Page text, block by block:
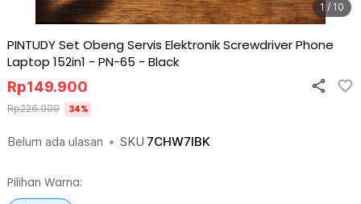
1 / 10
PINTUDY Set Obeng Servis Elektronik Screwdriver Phone
Laptop 152in1 - PN-65 - Black
Belum ada ulasan • SKU 7CHW7IBK
Rp149.900
Rp226.900 34%
Pilihan Warna: